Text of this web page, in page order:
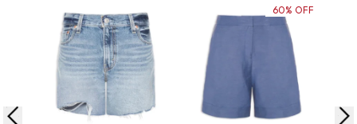
60% OFF